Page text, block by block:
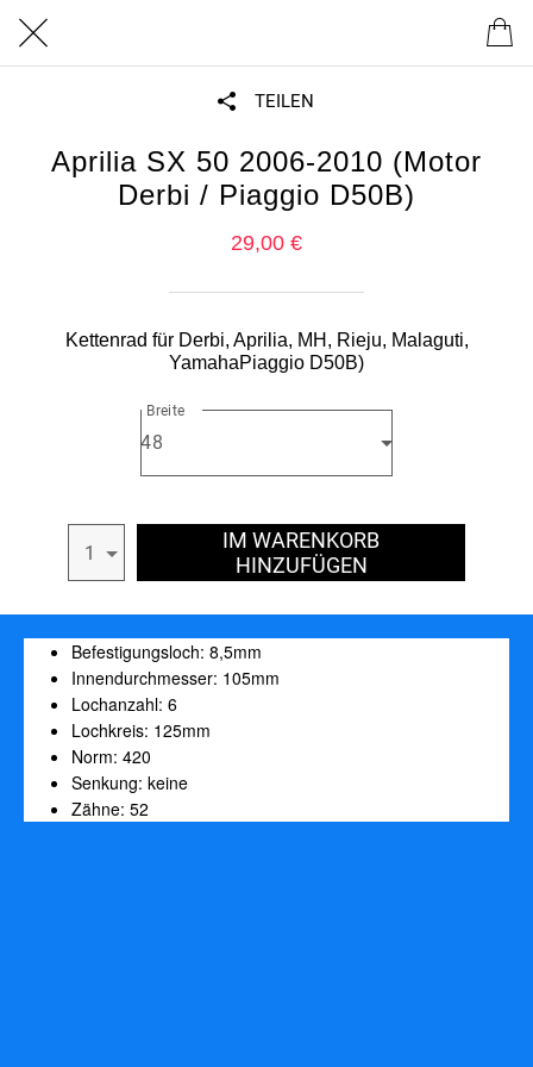
TEILEN
Aprilia SX 50 2006-2010 (Motor
Derbi / Piaggio D50B)
29,00 €
Kettenrad für Derbi, Aprilia, MH, Rieju, Malaguti,
YamahaPiaggio D50B)
Breite
48
1
IM WARENKORB
HINZUFÜGEN
Befestigungsloch: 8,5mm
Innendurchmesser: 105mm
Lochanzahl: 6
Lochkreis: 125mm
Norm: 420
Senkung: keine
Zähne: 52